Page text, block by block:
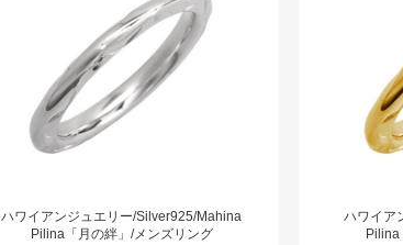
ハワイアンジュエリー/Silver925/Mahina
Pilina「月の絆」/メンズリング
ハワイア
Pilina